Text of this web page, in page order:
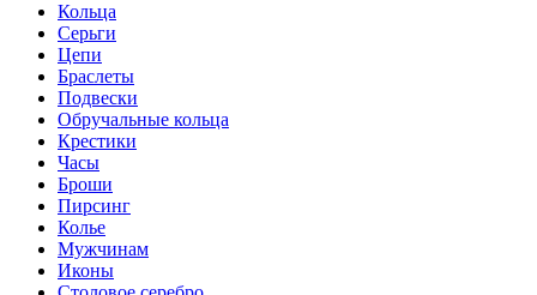
Кольца
Серьги
Цепи
Браслеты
Подвески
Обручальные кольца
Крестики
Часы
Броши
Пирсинг
Колье
Мужчинам
Иконы